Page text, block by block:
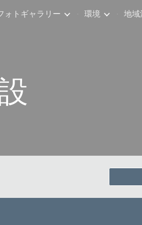
ォトギャラリー 環境 地域